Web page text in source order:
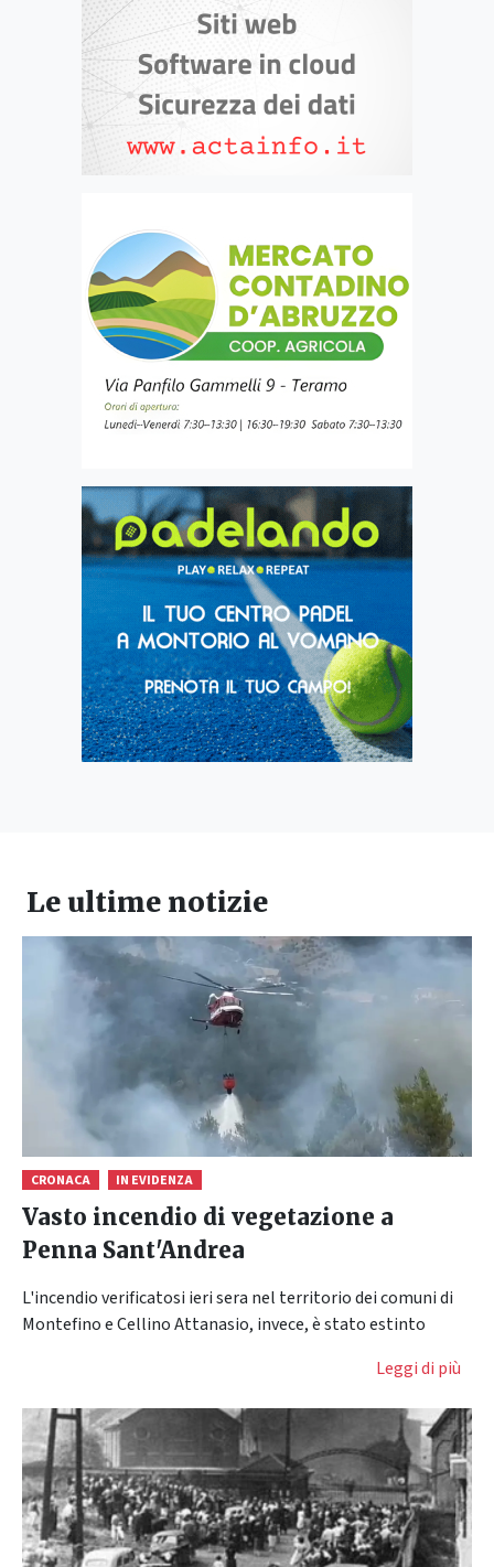
Le ultime notizie
CRONACA IN EVIDENZA
Vasto incendio di vegetazione a
Penna Sant'Andrea
L'incendio verificatosi ieri sera nel territorio dei comuni di
Montefino e Cellino Attanasio, invece, è stato estinto
Leggi di più